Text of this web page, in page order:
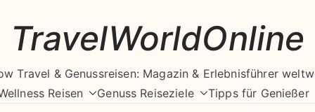
TravelWorldOnline
Travel & Genussreisen: Magazin & Erlebnisführer
Reisen
Genuss Reiseziele Tipps für Genießer